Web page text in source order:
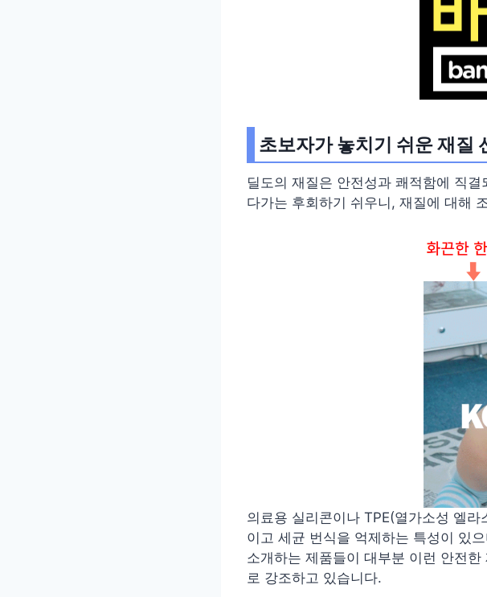
초보자가 놓치기 쉬운 재질
딜도의 재질은 안전성과 쾌적함에 직
다가는 후회하기 쉬우니, 재질에 대해
의료용 실리콘이나 TPE(열가소성 엘
이고 세균 번식을 억제하는 특성이 있
소개하는 제품들이 대부분 이런 안전
로 강조하고 있습니다.